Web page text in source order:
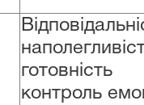
контроль